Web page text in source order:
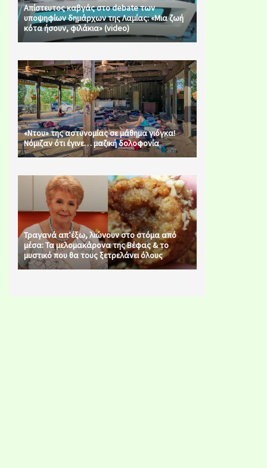
Απίστευτος καβγάς στο debate των
υποψηφίων δημάρχων της Λαμίας: «Μια ζωή
κότα ήσουν, φιλάκια» (video)
«Ντου» της αστυνομίας σε μάθημα γιόγκα!
Νόμιζαν ότι έγινε… μαζική δολοφονία
Τραγανά απ’έξω, λιώνουν στο στόμα από
μέσα: Τα μελομακάρονα της Βέφας & το
μυστικό που θα τους ξετρελάνει όλους